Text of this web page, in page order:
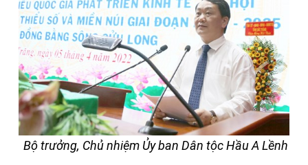
Bộ trưởng, Chủ nhiệm Ủy ban Dân tộc Hầu A Lềnh